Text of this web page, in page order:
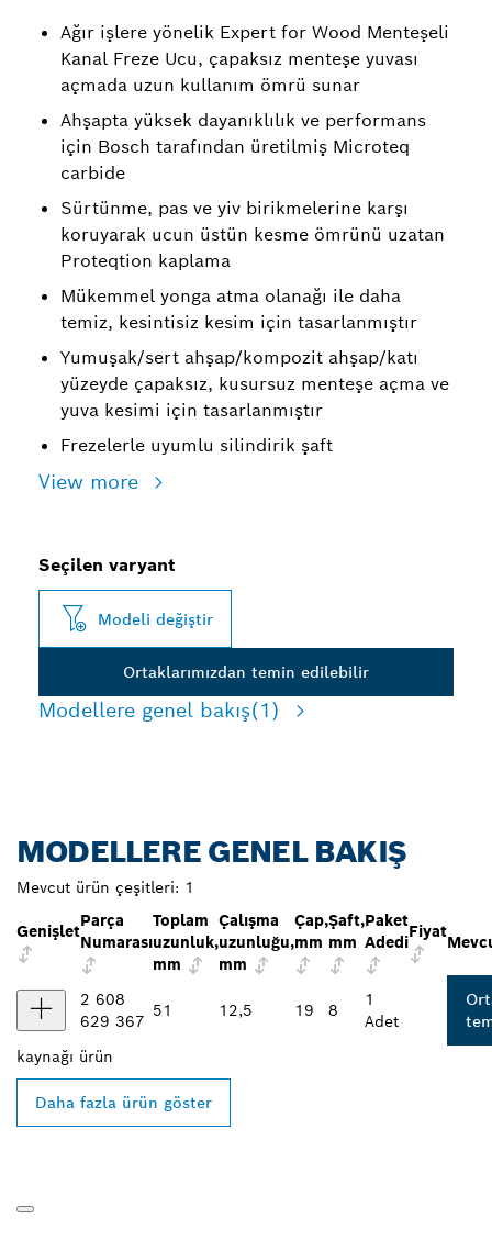
Ağır işlere yönelik Expert for Wood Menteşeli
Kanal Freze Ucu, çapaksız menteşe yuvası
açmada uzun kullanım ömrü sunar
Ahşapta yüksek dayanıklılık ve performans
için Bosch tarafından üretilmiş Microteq
carbide
Sürtünme, pas ve yiv birikmelerine karşı
koruyarak ucun üstün kesme ömrünü uzatan
Proteqtion kaplama
Mükemmel yonga atma olanağı ile daha
temiz, kesintisiz kesim için tasarlanmıştır
Yumuşak/sert ahşap/kompozit ahşap/katı
yüzeyde çapaksız, kusursuz menteşe açma ve
yuva kesimi için tasarlanmıştır
Frezelerle uyumlu silindirik şaft
View more
Seçilen varyant
Modeli değiştir
Ortaklarımızdan temin edilebilir
Modellere genel bakış(1)
MODELLERE GENEL BAKIŞ
Mevcut ürün çeşitleri: 1
Genişlet
Parça
Numarası
Toplam
uzunluk,
mm
Çalışma
uzunluğu,
mm
Çap,
mm
Şaft,
mm
Paket
Adedi
Fiyat
2 608
629 367
51 12,5 19 8
1
Adet
kaynağı ürün
Daha fazla ürün göster